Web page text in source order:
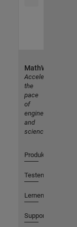
MathWorks
Accelerating
the
pace
of
engineering
and
science
Produkte
Testen oder Kaufen
Lernen
Support